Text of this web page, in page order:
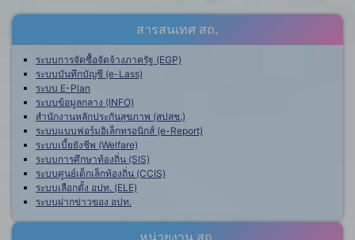
สารสนเทศ สถ.
ระบบการจัดซื้อจัดจ้างภาครัฐ (EGP)
ระบบบันทึกบัญชี (e-Lass)
ระบบ E-Plan
ระบบข้อมูลกลาง (INFO)
สำนักงานหลักประกันสุขภาพ (สปสช.)
ระบบแบบฟอร์มอิเล็กทรอนิกส์ (e-Report)
ระบบเบี้ยยังชีพ (Welfare)
ระบบการศึกษาท้องถิ่น (SIS)
ระบบศูนย์เด็กเล็กท้องถิ่น (CCIS)
ระบบเลือกตั้ง อปท. (ELE)
ระบบฝากข่าวของ อปท.
หน่วยงาน สถ.